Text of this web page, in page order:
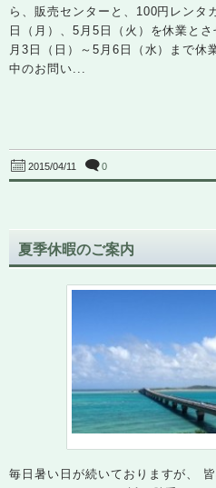
ら、販売センターと、100円レンタ
日（月）、5月5日（火）を休業と
月3日（日）～5月6日（水）まで休
中のお問い...
2015/04/11 0
夏季休暇のご案内
毎日暑い日が続いておりますが、